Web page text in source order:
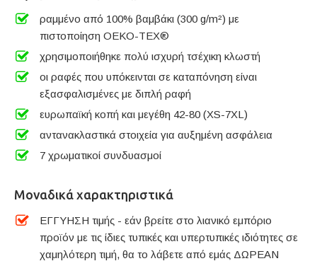
ραμμένο από 100% βαμβάκι (300 g/m²) με
πιστοποίηση OEKO-TEX®
χρησιμοποιήθηκε πολύ ισχυρή τσέχικη κλωστή
οι ραφές που υπόκεινται σε καταπόνηση είναι
εξασφαλισμένες με διπλή ραφή
ευρωπαϊκή κοπή και μεγέθη 42-80 (XS-7XL)
αντανακλαστικά στοιχεία για αυξημένη ασφάλεια
7 χρωματικοί συνδυασμοί
Μοναδικά χαρακτηριστικά
ΕΓΓΥΗΣΗ τιμής - εάν βρείτε στο λιανικό εμπόριο
προϊόν με τις ίδιες τυπικές και υπερτυπικές ιδιότητες σε
χαμηλότερη τιμή, θα το λάβετε από εμάς ΔΩΡΕΑΝ